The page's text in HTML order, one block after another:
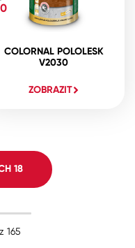
COLORNAL POLOLESK
V2030
ZOBRAZIT
18
z 165